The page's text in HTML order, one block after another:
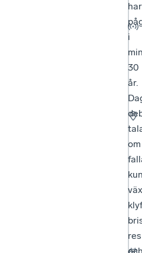
har
i
30
år.
om